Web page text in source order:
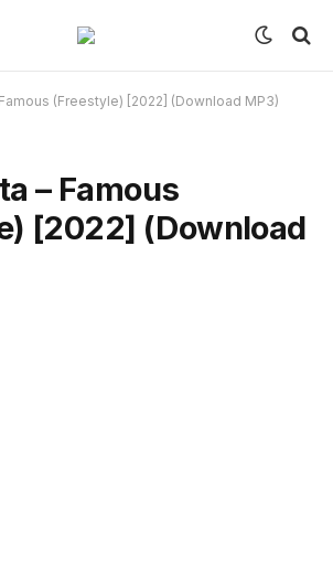
(Freestyle) [2022] (Download MP3)
– Famous
[2022] (Download